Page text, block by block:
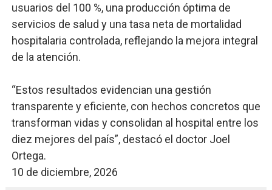
usuarios del 100 %, una producción óptima de
servicios de salud y una tasa neta de mortalidad
hospitalaria controlada, reflejando la mejora integral
de la atención.
“Estos resultados evidencian una gestión
transparente y eficiente, con hechos concretos que
transforman vidas y consolidan al hospital entre los
diez mejores del país”, destacó el doctor Joel
Ortega.
10 de diciembre, 2026